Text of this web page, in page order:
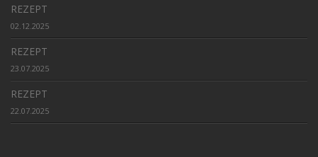
REZEPT
02.12.2025
REZEPT
23.07.2025
REZEPT
22.07.2025